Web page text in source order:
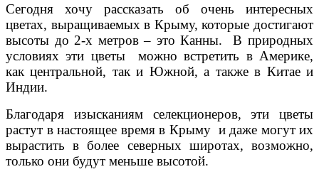
Сегодня хочу рассказать об очень интересных
цветах, выращиваемых в Крыму, которые достигают
высоты до 2-х метров – это Канны.
В природных
условиях эти цветы можно встретить в Америке,
как центральной, так и Южной, а также в Китае и
Индии.
Благодаря изысканиям селекционеров, эти цветы
растут в настоящее время в Крыму и даже могут их
вырастить в более северных широтах, возможно,
только они будут меньше высотой.